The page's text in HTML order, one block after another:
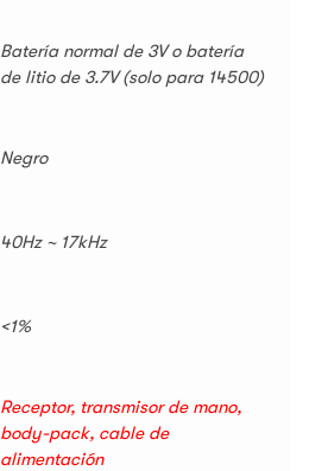
Batería normal de 3V o batería
de litio de 3.7V (solo para 14500)
Negro
40Hz ~ 17kHz
<1%
Receptor, transmisor de mano,
body-pack, cable de
alimentación